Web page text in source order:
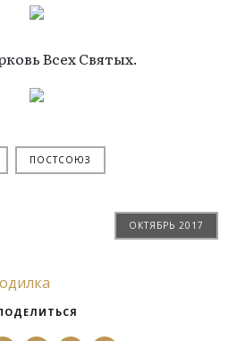
Всех Святых.
ПОСТСОЮЗ
ОКТЯБРЬ 2017